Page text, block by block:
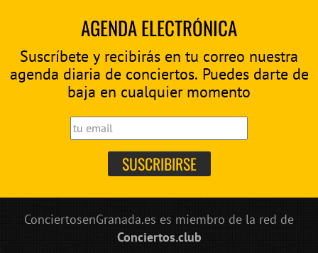
AGENDA ELECTRÓNICA
Suscríbete y recibirás en tu correo nuestra
agenda diaria de conciertos. Puedes darte de
baja en cualquier momento
ConciertosenGranada.es es miembro de la red de
Conciertos.club